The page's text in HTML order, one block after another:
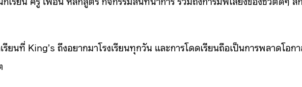
ยนที่ King’s ถึงอยากมาโรงเรียนทุกวัน และการโดดเรียนถือเป็นการพลาดโอก